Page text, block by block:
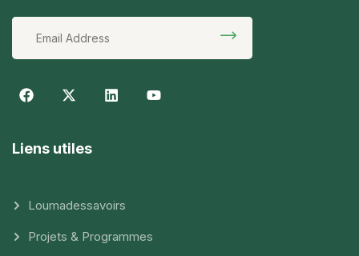
Liens utiles
Loumadessavoirs
Projets & Programmes